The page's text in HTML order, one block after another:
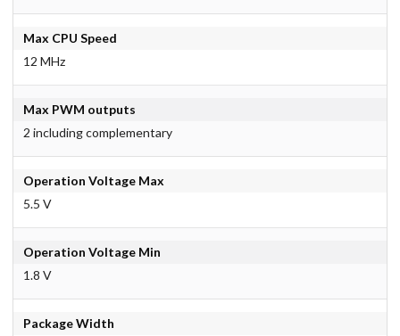
Max CPU Speed
12 MHz
Max PWM outputs
2 including complementary
Operation Voltage Max
5.5 V
Operation Voltage Min
1.8 V
Package Width